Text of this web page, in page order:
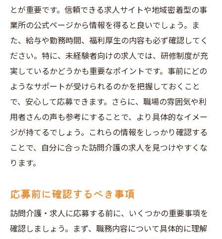
とが重要です。信頼できる求人サイトや地域密着型の事
業所の公式ページから情報を得ると良いでしょう。ま
た、給与や勤務時間、福利厚生の内容も必ず確認してく
ださい。特に、未経験者向けの求人では、研修制度が充
実しているかどうかも重要なポイントです。事前にどの
ようなサポートが受けられるのかを把握しておくこと
で、安心して応募できます。さらに、職場の雰囲気や利
用者さんの声も参考にすることで、より具体的なイメー
ジが持てるでしょう。これらの情報をしっかり確認する
ことで、自分に合った訪問介護の求人を見つけやすくな
ります。
応募前に確認するべき事項
訪問介護・求人に応募する前に、いくつかの重要事項を
確認しましょう。まず、職務内容について具体的に理解